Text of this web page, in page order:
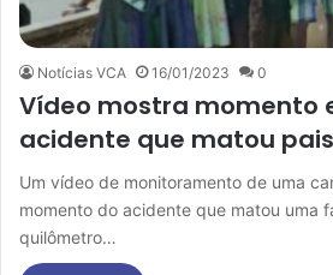
Notícias VCA 16/01/2023 0
Vídeo mostra momento
acidente que matou
Um vídeo de monitoramento de uma
momento do acidente que matou uma
quilômetro…